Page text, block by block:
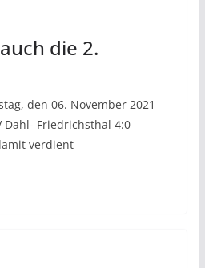
die 2.
den 06. November 2021
Dahl- Friedrichsthal 4:0
verdient